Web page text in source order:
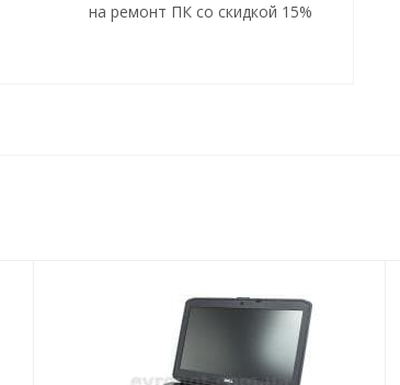
на ремонт ПК со скидкой 15%